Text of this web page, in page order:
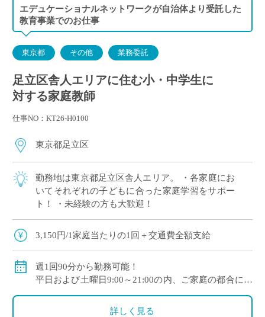
金曜日 14:00～15:30 F家庭／18:00～19:30 G家庭
エデュケーショナルネットワークが自治体より受託した
教育事業でのお仕事
東京都 その他 業務委託
足立区舎人エリアに住む小・中学生に
対する家庭教師
仕事NO：KT26-H0100
東京都足立区
勤務地は東京都足立区舎人エリア。 ・各家庭にお
いてそれぞれの子どもに合った家庭学習をサポー
ト！ ・未経験の方も大歓迎！
3,150円/1家庭当たりの1回＋交通費全額支給
週1回90分から勤務可能！
平日および土曜日9:00～21:00の内、ご家庭の都合に合
ご自身のご都合の良い時間帯のご家庭をお願いしま
詳しく見る